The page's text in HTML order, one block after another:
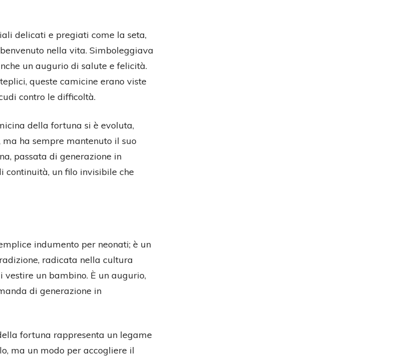
delicati e pregiati come la seta,
nella vita. Simboleggiava
un augurio di salute e felicità.
queste camicine erano viste
contro le difficoltà.
della fortuna si è evoluta,
ha sempre mantenuto il suo
passata di generazione in
continuità, un filo invisibile che
indumento per neonati; è un
radicata nella cultura
un bambino. È un augurio,
di generazione in
fortuna rappresenta un legame
ma un modo per accogliere il